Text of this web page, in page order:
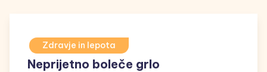
Zdravje in lepota
Neprijetno boleče grlo